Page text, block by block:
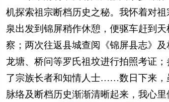
机探索祖宗断档历史之秘。我怀着对
泉出发到锦屏稍作休憩，便驱车赶到
察；两次往返县城查阅《锦屏县志》
龙塘、桥问等罗氏祖坟进行拍照考证
了宗族长者和知情人士……数日下来
脉络及断档历史渐渐清晰起来，我心里